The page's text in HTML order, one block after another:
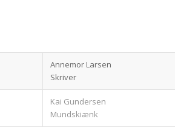
Annemor Larsen
Skriver
Kai Gundersen
Mundskiænk